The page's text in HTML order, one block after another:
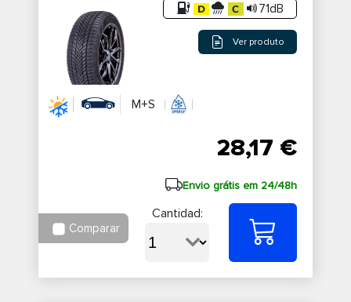
71dB
Ver produto
M+S
28,17 €
Envio grátis em 24/48h
Comparar
Cantidad: